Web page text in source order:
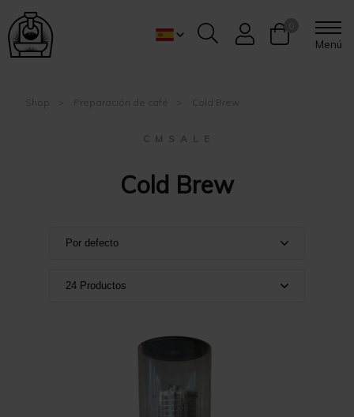
Menú
Shop Preparación de café Cold Brew
C M S A L E
Cold Brew
Por defecto
Precio: de mayor a menor
24 Productos
Mostrar 36 productos
Mostrar 48 productos